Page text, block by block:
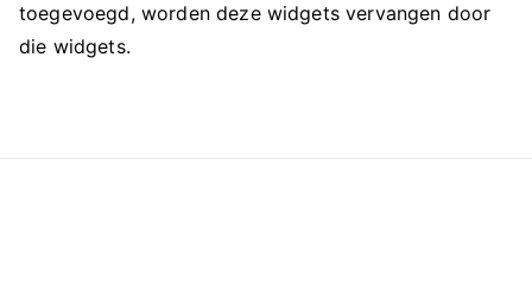
toegevoegd, worden deze widgets vervangen door
die widgets.